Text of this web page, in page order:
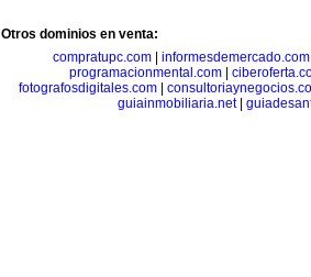
Otros dominios en venta:
compratupc.com
informesdemercado.com
programacionmental.com|
fotografosdigitales.com
guiainmobiliaria.net|